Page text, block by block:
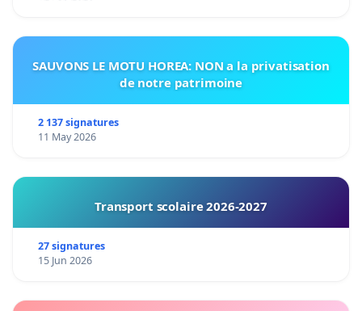
SAUVONS LE MOTU HOREA: NON a la privatisation
de notre patrimoine
2 137 signatures
11 May 2026
Transport scolaire 2026-2027
27 signatures
15 Jun 2026